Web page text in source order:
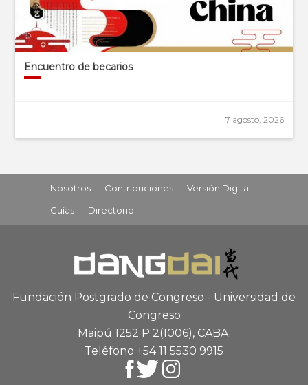
Encuentro de becarios
7 agosto, 2026
Nosotros Contribuciones
Versión Digital
Guías
Directorio
Fundación Postgrado de Congreso - Universidad de
Congreso
Maipú 1252 P 2(1006), CABA.
Teléfono +54 11 5530 9915